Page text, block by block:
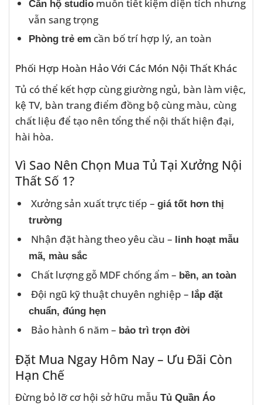
Căn hộ studiomuốn tiết kiệm diện tích nhưng
vẫn sang trọng
Phòng trẻ em cần bố trí hợp lý, an toàn
Phối Hợp Hoàn Hảo Với Các Món Nội Thất Khác
Tủ có thể kết hợp cùng giường ngủ, bàn làm việc,
kệ TV, bàn trang điểm đồng bộ cùng màu, cùng
chất liệu để tạo nên tổng thể nội thất hiện đại,
hài hòa.
Vì Sao Nên Chọn Mua Tủ Tại Xưởng Nội
Thất Số 1?
Xưởng sản xuất trực tiếp – giá tốt hơn thị
trường
Nhận đặt hàng theo yêu cầu – linh hoạt mẫu
mã, màu sắc
Chất lượng gỗ MDF chống ẩm – bền, an toàn
Đội ngũ kỹ thuật chuyên nghiệp – lắp đặt
chuẩn, đúng hẹn
Bảo hành 6 năm – bảo trì trọn đời
Đặt Mua Ngay Hôm Nay – Ưu Đãi Còn
Hạn Chế
Đừng bỏ lỡ cơ hội sở hữu mẫu Tủ Quần Áo